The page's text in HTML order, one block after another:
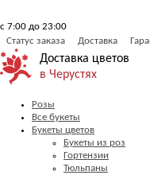
с 7:00 до 23:00
Статус заказа
Доставка
Доставка цветов
в Черустях
Розы
Все букеты
Букеты цветов
Букеты из роз
Гортензии
Тюльпаны